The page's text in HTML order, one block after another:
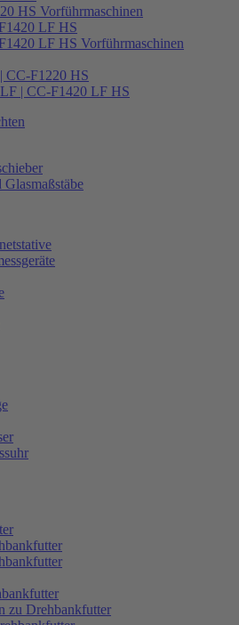
HS Vorführmaschinen
LF HS
LF HS Vorführmaschinen
CC-F1220 HS
| CC-F1420 LF HS
Glasmaßstäbe
zu Drehbankfutter